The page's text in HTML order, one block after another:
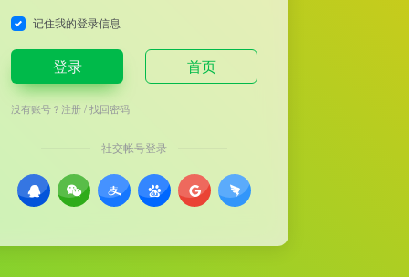
记住我的登录信息
登录 首页
没有账号？注册/找回密码
社交帐号登录